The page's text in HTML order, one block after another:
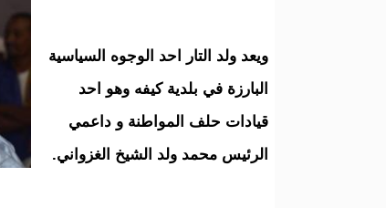
ويعد ولد التار احد الوجوه السياسية
البارزة في بلدية كيفه وهو احد
قيادات حلف المواطنة و داعمي
الرئيس محمد ولد الشيخ الغزواني.